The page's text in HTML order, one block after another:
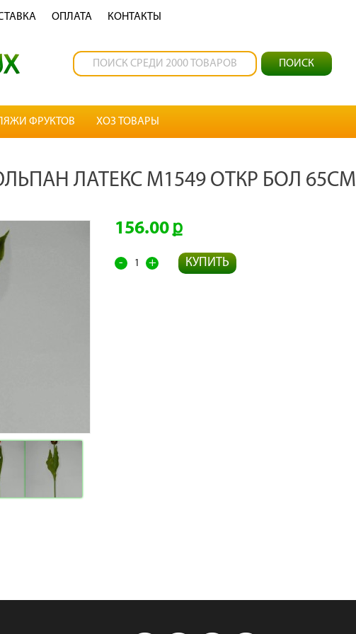
OПЛАТА КОНТАКТЫ
ФРУКТОВ ХОЗ ТОВАРЫ
ЛАТЕКС М1549 ОТКР БОЛ 65СМ
156.00
- + КУПИТЬ